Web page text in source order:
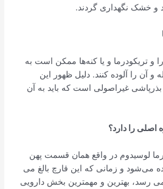
خشک نگهداری گردند.
و تریکودرما و یا کنه‌ها ممکن است به
آن را آلوده کنند. دلیل ظهور این
بذرپاشی غیراصولی است که باید به آن
را دارد؟
لوسیدوم در واقع همان قسمت پهن
می‌شود و زمانی که این قارچ بالغ می
رسد، بهترین و مهمترین بخش دارویی